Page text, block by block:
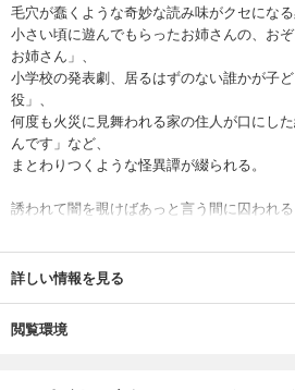
毛穴が蠢くような奇妙な読み味がクセにな
小さい頃に遊んでもらったお姉さんの、お
お姉さん」、
小学校の発表劇、居るはずのない誰かが子
役」、
何度も火災に見舞われる家の住人が口にし
んです」など、
まとわりつくような怪異譚が綴られる。
誘われて闇を覗けばあっと言う間に囚われ
詳しい情報を見る
閲覧環境